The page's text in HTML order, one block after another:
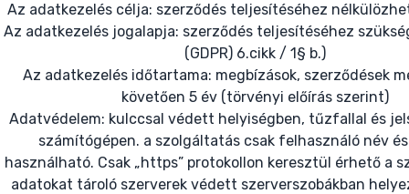
Az adatkezelés célja: szerződés teljesítéséhez
Az adatkezelés jogalapja: szerződés teljesítéséhez
(GDPR) 6.cikk / 1§ b.)
Az adatkezelés időtartama: megbízások, szerződések
követően 5 év (törvényi előírás szerint)
Adatvédelem: kulccsal védett helyiségben, tűzfallal és
számítógépen. a szolgáltatás csak felhasználó név
használható. Csak „https” protokollon keresztül érhető a
adatokat tároló szerverek védett szerverszobákban